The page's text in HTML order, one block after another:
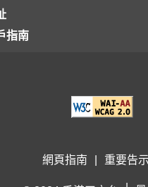
指南
網頁指南 重要告示